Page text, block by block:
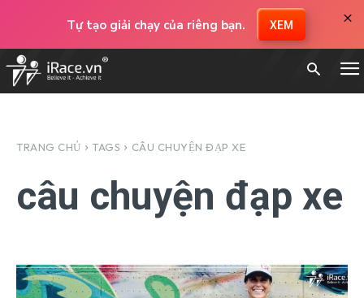
Tự tạo giải chạy của riêng bạn. XEM ×
TRANG CHỦ TAGS CÂU CHUYỆN ĐẠP XE
câu chuyện đạp xe